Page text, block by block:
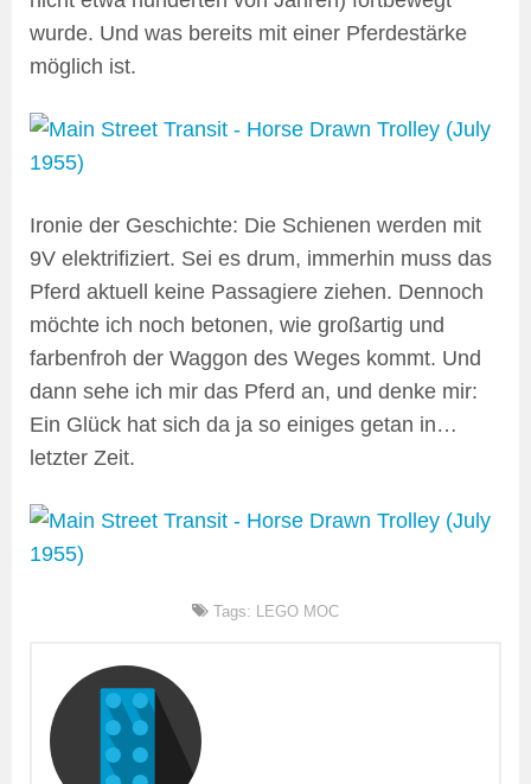
wurde. Und was bereits mit einer Pferdestärke
möglich ist.
Ironie der Geschichte: Die Schienen werden mit
9V elektrifiziert. Sei es drum, immerhin muss das
Pferd aktuell keine Passagiere ziehen. Dennoch
möchte ich noch betonen, wie großartig und
farbenfroh der Waggon des Weges kommt. Und
dann sehe ich mir das Pferd an, und denke mir:
Ein Glück hat sich da ja so einiges getan in…
letzter Zeit.
Tags: LEGO MOC